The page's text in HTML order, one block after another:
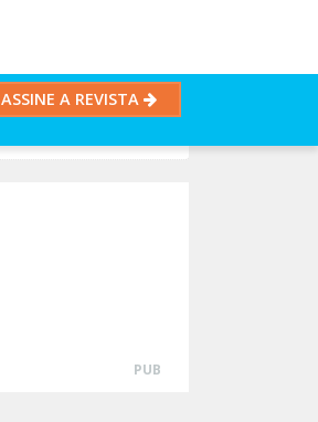
ASSINE A REVISTA
PUB